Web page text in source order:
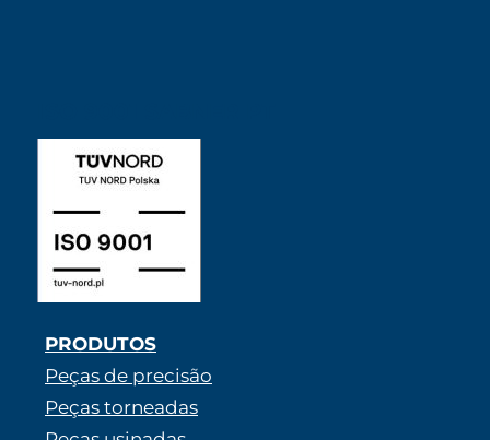
PRODUTOS
Peças de precisão
Peças torneadas